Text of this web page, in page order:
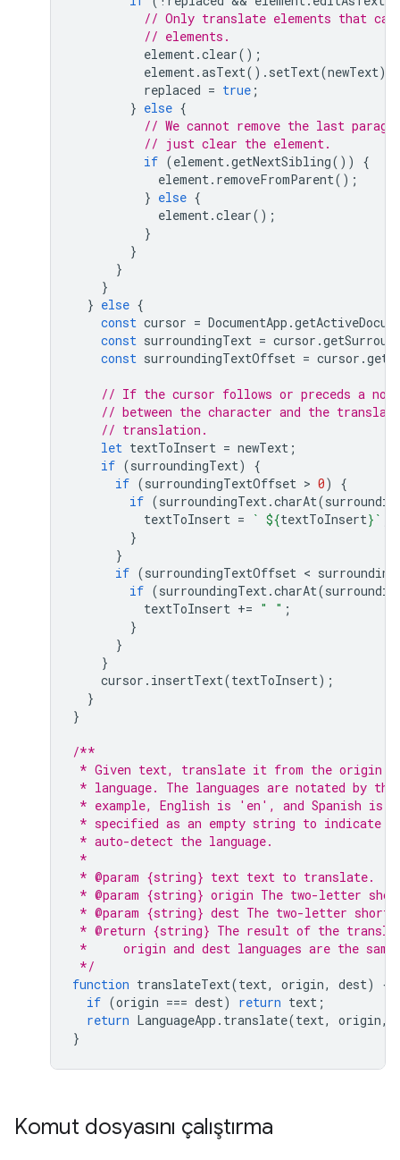
// Only translate elements that
// elements.
element.clear();
element.asText(). setText(newText);
replaced = true ;
} else {
// We cannot remove the last
// just clear the element.
if (element.getNextSibling())
{
element. removeFromParent();
} else {
element.clear();
}
}
}
}
} else {
const cursor = DocumentApp .
const surroundingText = cursor .
const surroundingTextOffset = cursor .
// If the cursor follows or preceds a
// between the character and the
// translation.
let textToInsert = newText ;
if (surroundingText)
{
if (surroundingTextOffset > 0)
{
if (surroundingText.charAt(
textToInsert = ` ${textToInsert} `
}
}
if (surroundingTextOffset <
if (surroundingText.charAt(
textToInsert += " " ;
}
}
}
cursor . insertText(textToInsert);
}
}
/**
* Given text, translate it from the origin
* language. The languages are notated by
* example, English is 'en', and Spanish is
* specified as an empty string to indicate
* auto-detect the language.
*
* @param {string} text text to translate.
* @param {string} origin The two-letter
* @param {string} dest The two-letter
* @return {string} The result of the
*     origin and dest languages are the
*/
function translateText(text, origin, dest)
{
if (origin === dest) return text ;
return LanguageApp . translate(text, origin,
}
Komut dosyasını çalıştırma